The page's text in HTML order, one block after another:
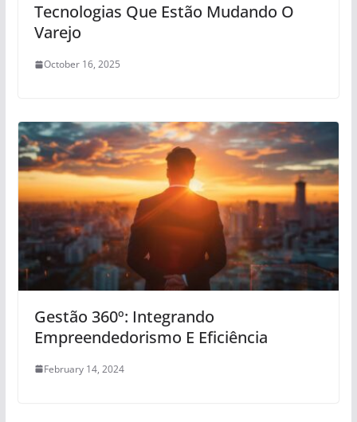
Tecnologias Que Estão Mudando O
Varejo
October 16, 2025
Gestão 360º: Integrando
Empreendedorismo E Eficiência
February 14, 2024